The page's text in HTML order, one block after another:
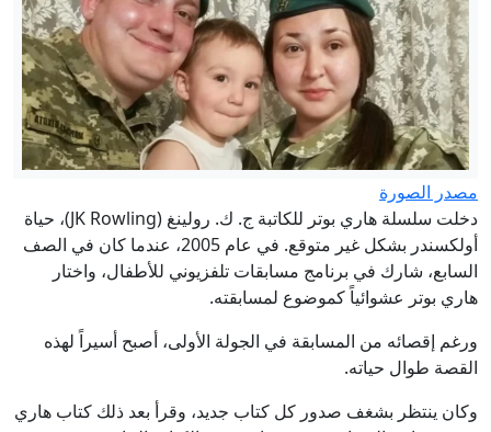
مصدر الصورة
دخلت سلسلة هاري بوتر للكاتبة ج. ك. رولينغ (JK Rowling)، حياة
أولكسندر بشكل غير متوقع. في عام 2005، عندما كان في الصف
السابع، شارك في برنامج مسابقات تلفزيوني للأطفال، واختار
هاري بوتر عشوائياً كموضوع لمسابقته.
ورغم إقصائه من المسابقة في الجولة الأولى، أصبح أسيراً لهذه
القصة طوال حياته.
وكان ينتظر بشغف صدور كل كتاب جديد، وقرأ بعد ذلك كتاب هاري